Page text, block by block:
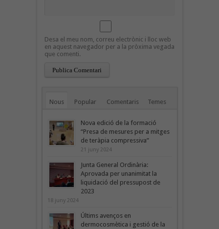
Desa el meu nom, correu electrònic i lloc web
en aquest navegador per a la pròxima vegada
que comenti.
Nous Popular Comentaris Temes
Nova edició de la formació
“Presa de mesures per a mitges
de teràpia compressiva”
21 juny 2024
Junta General Ordinària:
Aprovada per unanimitat la
liquidació del pressupost de
2023
18 juny 2024
Últims avenços en
dermocosmètica i gestió de la